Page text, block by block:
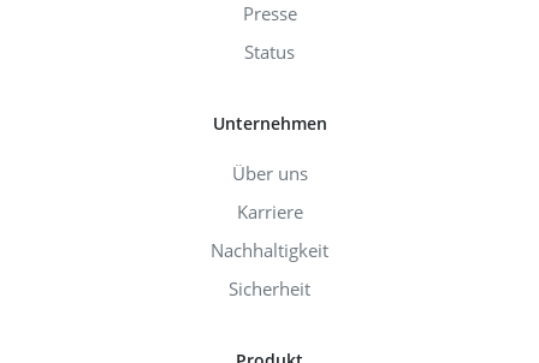
Presse
Status
Unternehmen
Über uns
Karriere
Nachhaltigkeit
Sicherheit